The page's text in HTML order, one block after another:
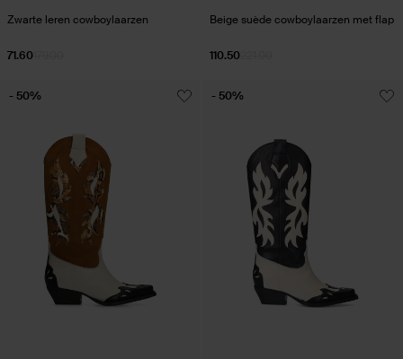
Zwarte leren cowboylaarzen
71.60
Beige suède cowboylaarzen met flap
110.50
- 50% - 50%